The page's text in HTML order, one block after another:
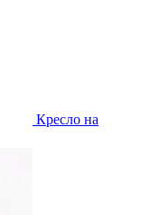
Кресло на